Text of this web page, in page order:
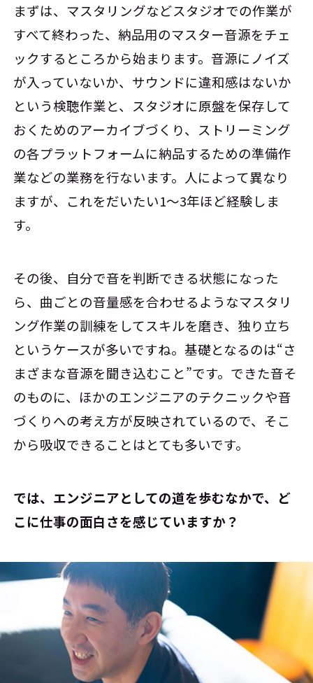
まずは、マスタリングなどスタジオでの作業が
すべて終わった、納品用のマスター音源をチェ
ックするところから始まります。音源にノイズ
が入っていないか、サウンドに違和感はないか
という検聴作業と、スタジオに原盤を保存して
おくためのアーカイブづくり、ストリーミング
の各プラットフォームに納品するための準備作
業などの業務を行ないます。人によって異なり
ますが、これをだいたい1～3年ほど経験しま
す。
その後、自分で音を判断できる状態になった
ら、曲ごとの音量感を合わせるようなマスタリ
ング作業の訓練をしてスキルを磨き、独り立ち
というケースが多いですね。基礎となるのは“さ
まざまな音源を聞き込むこと”です。できた音そ
のものに、ほかのエンジニアのテクニックや音
づくりへの考え方が反映されているので、そこ
から吸収できることはとても多いです。
――では、エンジニアとしての道を歩むなかで、ど
こに仕事の面白さを感じていますか？